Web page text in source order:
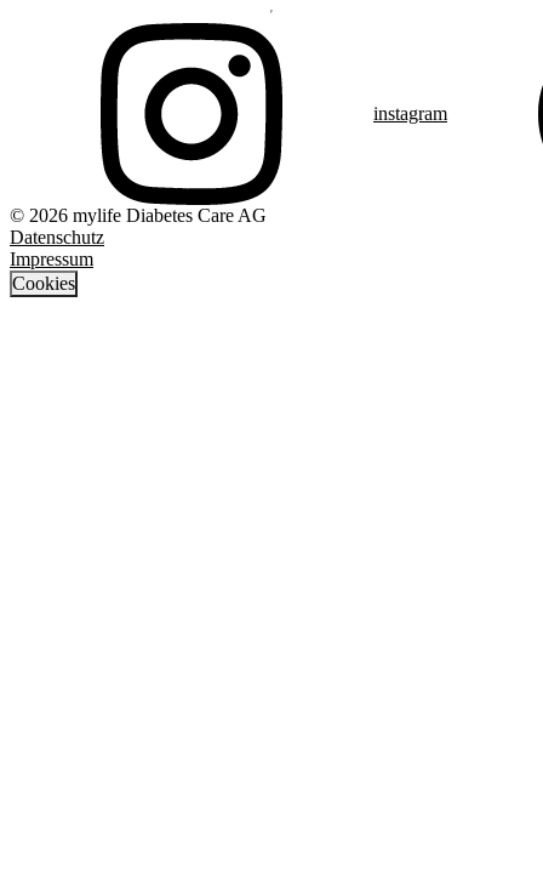
instagram
© 2026 mylife Diabetes Care AG
Datenschutz
Impressum
Cookies